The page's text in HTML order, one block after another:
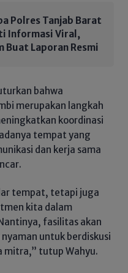
Polres Tanjab Barat
Informasi Viral,
Buat Laporan Resmi
bahwa
merupakan langkah
koordinasi
tempat yang
dan kerja sama
tempat, tetapi juga
kita dalam
fasilitas akan
untuk berdiskusi
mitra,” tutup Wahyu.